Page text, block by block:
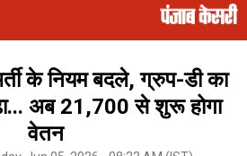
के नियम बदले, ग्रुप-डी का
अब 21,700 से शुरू होगा
वेतन